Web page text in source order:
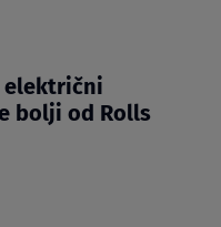
električni
bolji od Rolls